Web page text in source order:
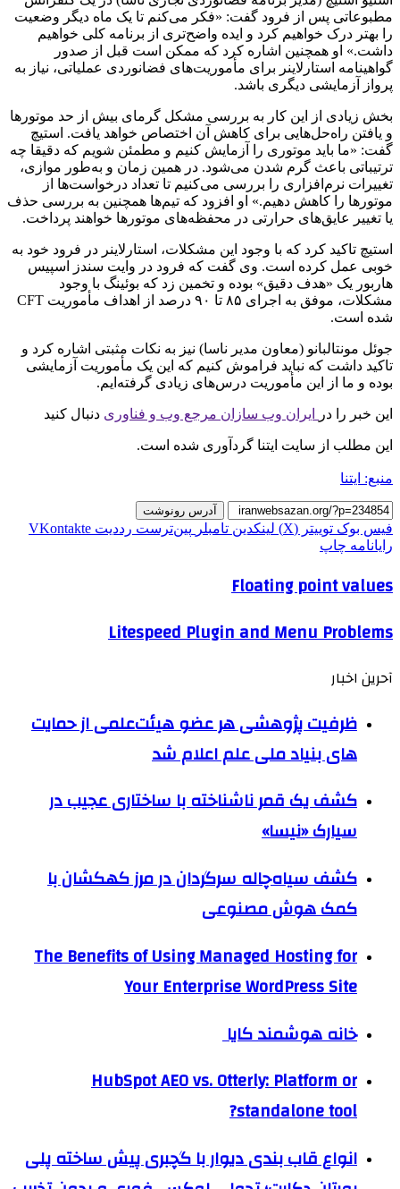
مطبوعاتی پس از فرود گفت: «فکر می‌کنم تا یک ماه دیگر وضعیت
را بهتر درک خواهیم کرد و ایده واضح‌تری از برنامه کلی خواهیم
داشت.» او همچنین اشاره کرد که ممکن است قبل از صدور
گواهینامه استارلاینر برای مأموریت‌های فضانوردی عملیاتی، نیاز به
پرواز آزمایشی دیگری باشد.
بخش زیادی از این کار به بررسی مشکل گرمای بیش از حد موتورها
و یافتن راه‌حل‌هایی برای کاهش آن اختصاص خواهد یافت. استیچ
گفت: «ما باید موتوری را آزمایش کنیم و مطمئن شویم که دقیقا چه
ترتیباتی باعث گرم شدن می‌شود. در همین زمان و به‌طور موازی،
تغییرات نرم‌افزاری را بررسی می‌کنیم تا تعداد درخواست‌ها از
موتورها را کاهش دهیم.» او افزود که تیم‌ها همچنین به بررسی حذف
یا تغییر عایق‌های حرارتی در محفظه‌های موتورها خواهند پرداخت.
استیچ تاکید کرد که با وجود این مشکلات، استارلاینر در فرود خود به
خوبی عمل کرده است. وی گفت که فرود در وایت سندز اسپیس
هاربور یک «هدف دقیق» بوده و تخمین زد که بوئینگ با وجود
مشکلات، موفق به اجرای ۸۵ تا ۹۰ درصد از اهداف مأموریت CFT
شده است.
جوئل مونتالبانو (معاون مدیر ناسا) نیز به نکات مثبتی اشاره کرد و
تاکید داشت که نباید فراموش کنیم که این یک مأموریت آزمایشی
بوده و ما از این مأموریت درس‌های زیادی گرفته‌ایم.
این خبر را در ایران وب سازان مرجع وب و فناوری دنبال کنید
این مطلب از سایت ایتنا گردآوری شده است.
منبع: ایتنا
آدرس رونوشت
فیس بوک توییتر (X) لینکدین ‫تامبلر ‫پین‌ترست ‫رددیت ‫VKontakte
رایانامه چاپ
Floating point values
Litespeed Plugin and Menu Problems
آحرین اخبار
ظرفیت پژوهشی هر عضو هیئت‌علمی از حمایت
های بنیاد ملی علم اعلام شد
کشف یک قمر ناشناخته با ساختاری عجیب در
سیارک «نیسا»
کشف سیاه‌چاله سرگردان در مرز کهکشان با
کمک هوش مصنوعی
The Benefits of Using Managed Hosting for
Your Enterprise WordPress Site
خانه هوشمند کایا
HubSpot AEO vs. Otterly: Platform or
standalone tool?
انواع قاب بندی دیوار با گچبری پیش ساخته پلی